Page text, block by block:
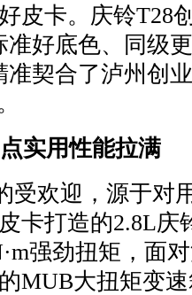
皮卡。庆铃T28
准好底色、同级
准契合了泸州创
实用性能拉满
受欢迎，源于对
卡打造的2.8L庆
强劲扭矩，面
MUB大扭矩变